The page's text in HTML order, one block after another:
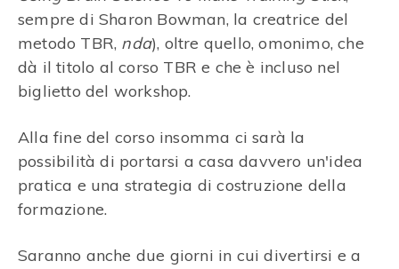
sempre di Sharon Bowman, la creatrice del
metodo TBR, nda), oltre quello, omonimo, che
dà il titolo al corso TBR e che è incluso nel
biglietto del workshop.
Alla fine del corso insomma ci sarà la
possibilità di portarsi a casa davvero un'idea
pratica e una strategia di costruzione della
formazione.
Saranno anche due giorni in cui divertirsi e a